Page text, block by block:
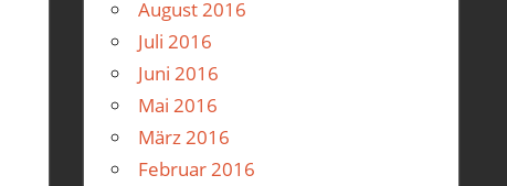
August 2016
Juli 2016
Juni 2016
Mai 2016
März 2016
Februar 2016